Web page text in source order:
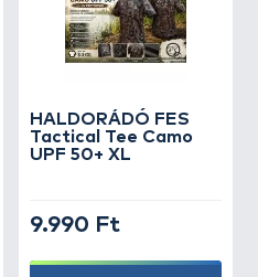
HALDORÁDÓ FES
Tactical Tee Camo
UPF 50+ XL
9.990 Ft